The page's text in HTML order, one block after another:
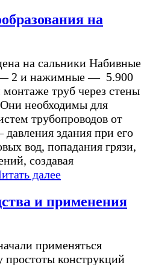
на
на сальники Набивные
— 2 и нажимные — 5.900
труб через стены
необходимы для
трубопроводов от
здания при его
вод, попадания грязи,
создавая
далее
и применения
применяться
простоты конструкций